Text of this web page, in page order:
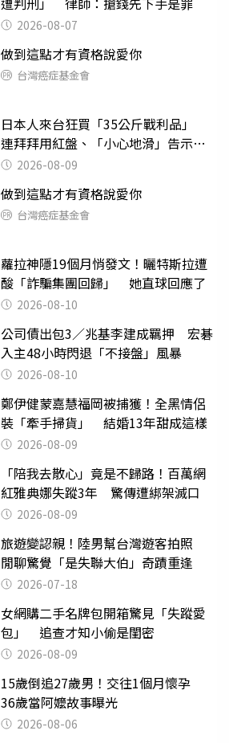
2026-08-07
做到這點才有資格說愛你
台灣癌症基金會
日本人來台狂買「35公斤戰利品」
連拜拜用紅盤、「小心地滑」告示牌
也帶回家
2026-08-09
做到這點才有資格說愛你
台灣癌症基金會
蘿拉神隱19個月悄發文！曬特斯拉遭
酸「詐騙集團回歸」 她直球回應了
2026-08-10
公司債出包3／兆基李建成羈押 宏碁
入主48小時閃退「不接盤」風暴
2026-08-10
鄭伊健蒙嘉慧福岡被捕獲！全黑情侶
裝「牽手掃貨」 結婚13年甜成這樣
2026-08-09
「陪我去散心」竟是不歸路！百萬網
紅雅典娜失蹤3年 驚傳遭綁架滅口
2026-08-09
旅遊變認親！陸男幫台灣遊客拍照
閒聊驚覺「是失聯大伯」奇蹟重逢
2026-07-18
女網購二手名牌包開箱驚見「失蹤愛
包」 追查才知小偷是閨密
2026-08-09
15歲倒追27歲男！交往1個月懷孕
36歲當阿嬤故事曝光
2026-08-06